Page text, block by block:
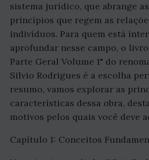
sistema jurídico, que abrange
princípios que regem as
indivíduos. Para quem está
aprofundar nesse campo, o
Parte Geral Volume 1" do
Silvio Rodrigues é a escolha
resumo, vamos explorar as
características dessa obra,
motivos pelos quais você deve
Capítulo 1: Conceitos